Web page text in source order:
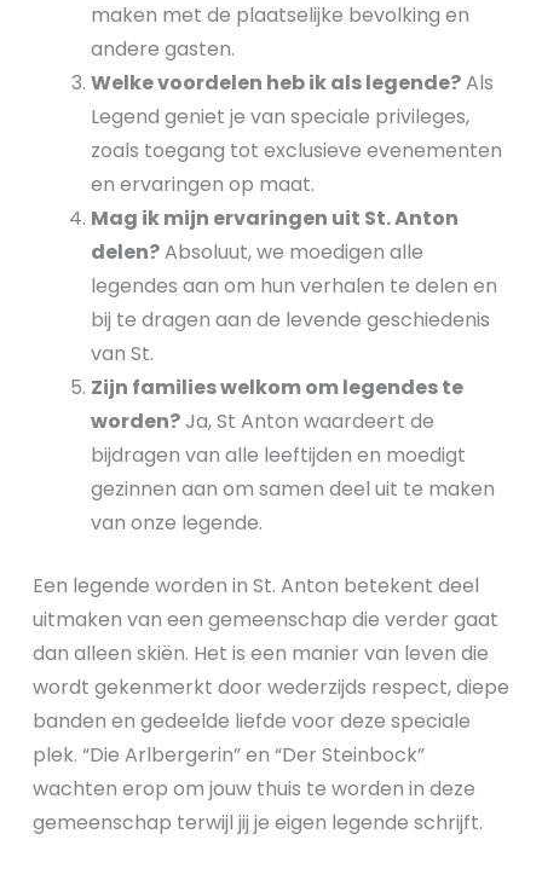
maken met de plaatselijke bevolking en
andere gasten.
Welke voordelen heb ik als legende?Als
Legend geniet je van speciale privileges,
zoals toegang tot exclusieve evenementen
en ervaringen op maat.
Mag ik mijn ervaringen uit St. Anton
delen?Absoluut, we moedigen alle
legendes aan om hun verhalen te delen en
bij te dragen aan de levende geschiedenis
van St.
Zijn families welkom om legendes te
worden?Ja, St Anton waardeert de
bijdragen van alle leeftijden en moedigt
gezinnen aan om samen deel uit te maken
van onze legende.
Een legende worden in St. Anton betekent deel
uitmaken van een gemeenschap die verder gaat
dan alleen skiën. Het is een manier van leven die
wordt gekenmerkt door wederzijds respect, diepe
banden en gedeelde liefde voor deze speciale
plek. “Die Arlbergerin” en “Der Steinbock”
wachten erop om jouw thuis te worden in deze
gemeenschap terwijl jij je eigen legende schrijft.